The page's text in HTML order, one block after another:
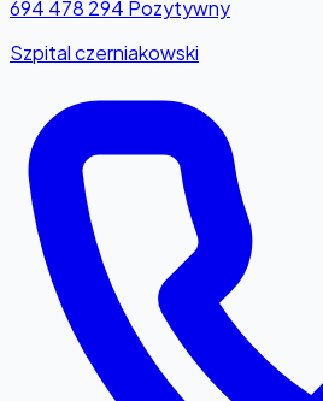
694 478 294 Pozytywny
Szpital czerniakowski